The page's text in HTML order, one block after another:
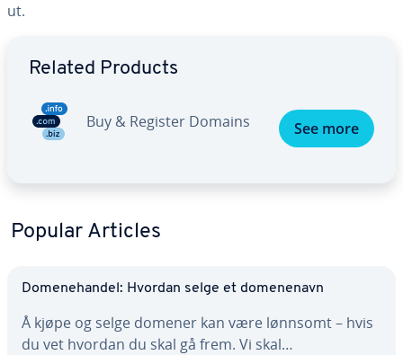
ut.
Related Products
Buy & Register Domains See more
Popular Articles
Domenehandel: Hvordan selge et domenenavn
Å kjøpe og selge domener kan være lønnsomt – hvis
du vet hvordan du skal gå frem. Vi skal…